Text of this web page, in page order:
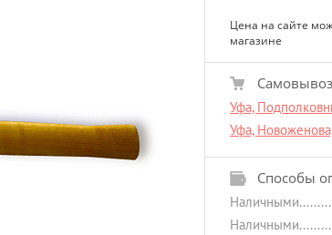
Цена на сайте
магазине
Уфа,
Уфа,
Способы
Наличными
Наличными